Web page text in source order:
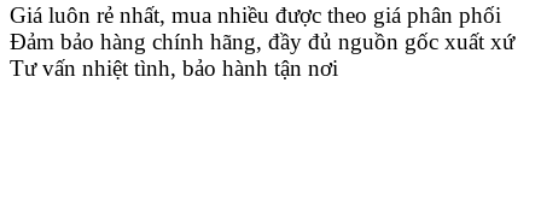
Giá luôn rẻ nhất, mua nhiều được theo giá phân phối
Đảm bảo hàng chính hãng, đầy đủ nguồn gốc xuất xứ
Tư vấn nhiệt tình, bảo hành tận nơi